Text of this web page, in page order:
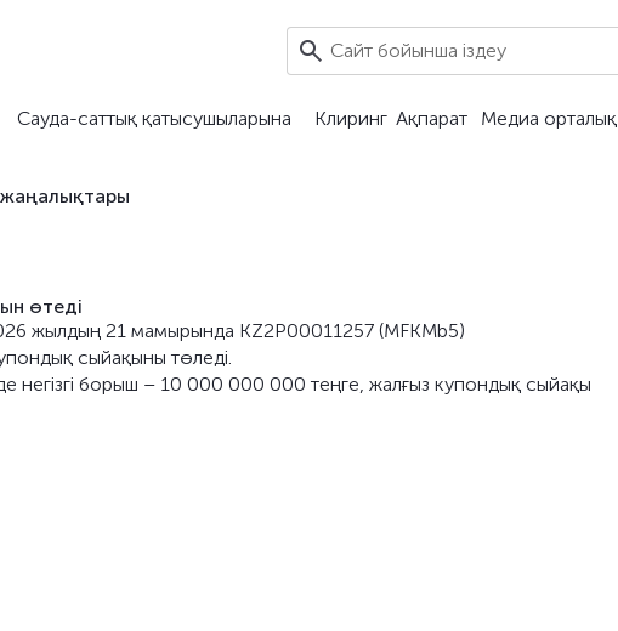
Сауда-саттық қатысушыларына Клиринг Ақпарат Медиа орталық
өтеді
жылдың 21 мамырында KZ2P00011257 (MFKMb5)
сыйақыны төледі.
борыш – 10 000 000 000 теңге, жалғыз купондық сыйақы